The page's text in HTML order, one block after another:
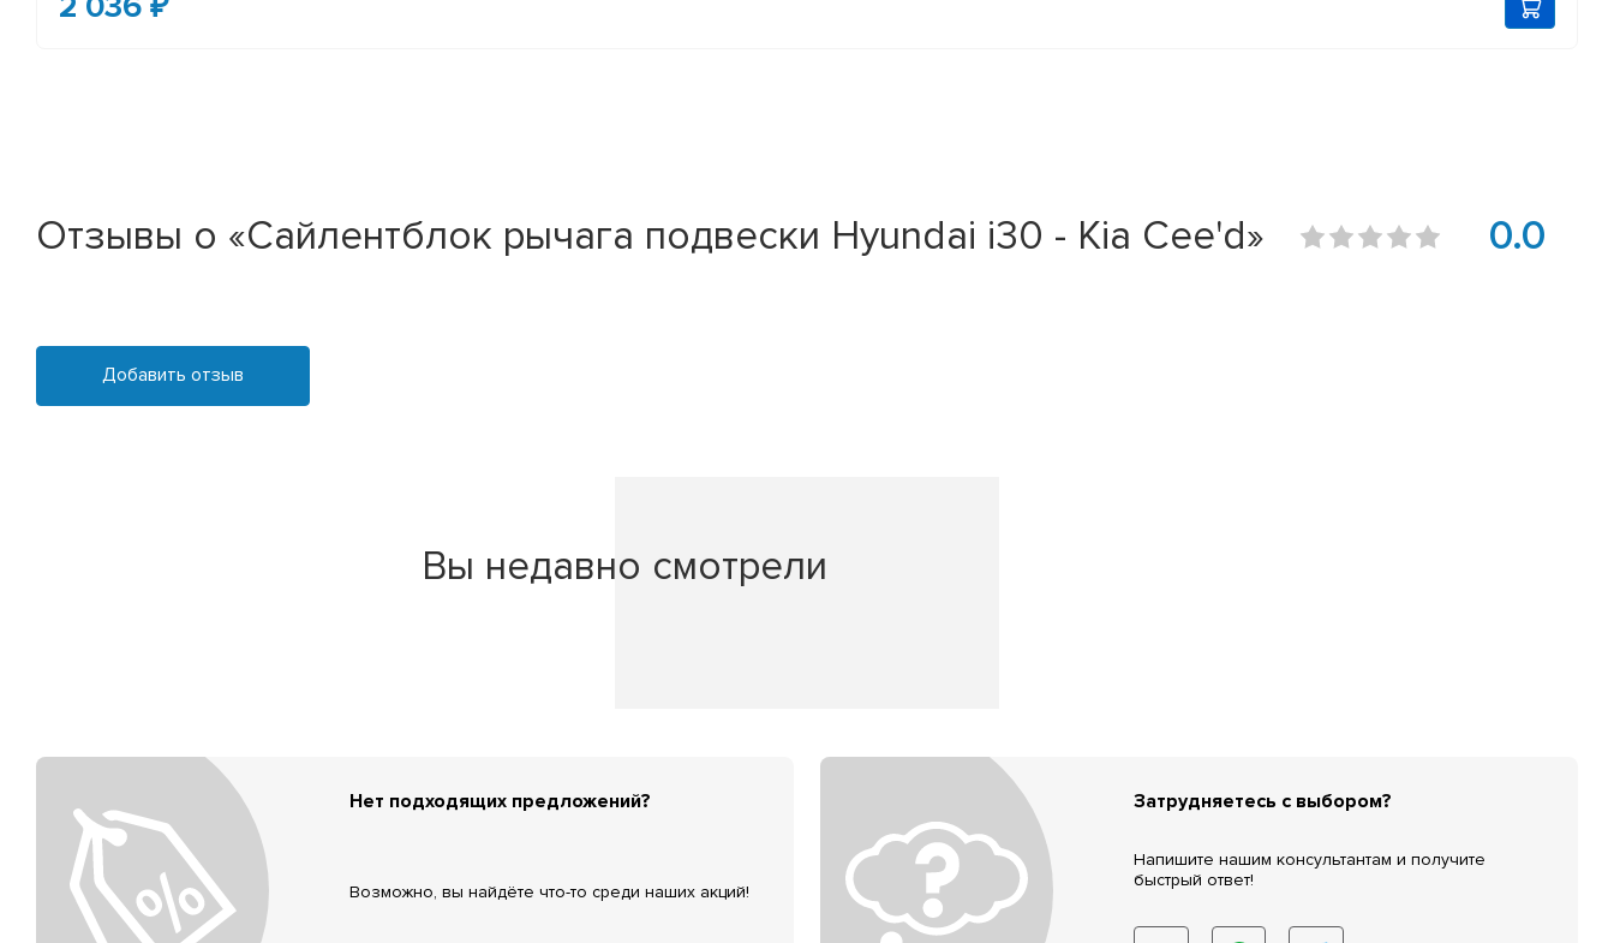
Отзывы о «Сайлентблок рычага подвески Hyundai i30 - Kia Cee'd» 0.0
Добавить отзыв
Вы недавно смотрели
Нет подходящих предложений?
Возможно, вы найдёте что-то среди наших акций!
Затрудняетесь с выбором?
Напишите нашим консультантам и получите
быстрый ответ!